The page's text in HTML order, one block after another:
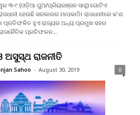
୩-୯ (ଓଡ଼ିଆ ପୁଅ/ପ୍ରିୟରଞ୍ଜନ ସାହୁ) ଗୋଟିଏ
ହେଉଛି ସରକାରର ମାପକାଠି। ରାଜଧାନୀରେ କ'ଣ
ପ୍ରତିଫଳିତ ହୁଏ ରାଜ୍ୟର ଅନ୍ୟ ପ୍ରମୁଖ ସହର
ପ୍ରତିଫଳନ...
ଅସୁସ୍ଥ ରାଜନୀତି
Sahoo - August 30, 2019 0